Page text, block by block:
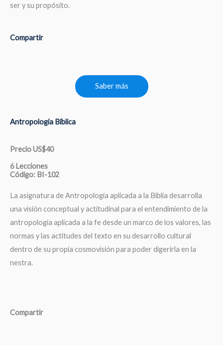
ser y su propósito.
Compartir
Saber más
Antropología Bíblica
Precio US$40
6 Lecciones
Código: BI-102
La asignatura de Antropología aplicada a la Biblia desarrolla
una visión conceptual y actitudinal para el entendimiento de la
antropología aplicada a la fe desde un marco de los valores, las
normas y las actitudes del texto en su desarrollo cultural
dentro de su propia cosmovisión para poder digerirla en la
nestra.
Compartir